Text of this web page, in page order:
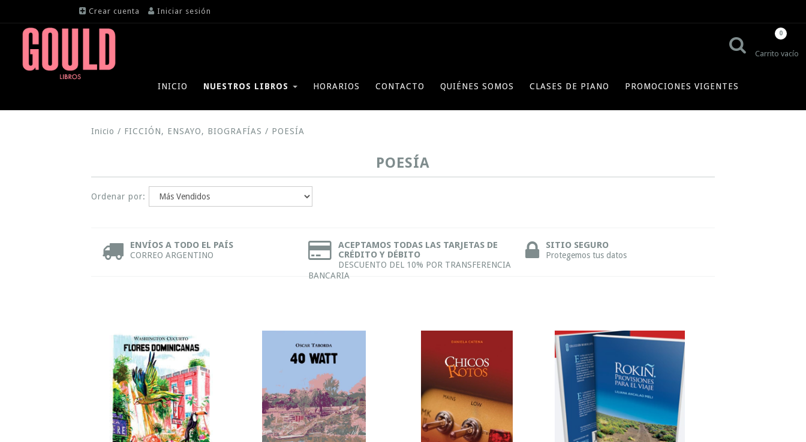
Crear cuenta Iniciar sesión
Carrito vacío
0
INICIO NUESTROS LIBROS HORARIOS CONTACTO QUIÉNES SOMOS CLASES DE PIANO PROMOCIONES VIGENTES
Inicio / FICCIÓN, ENSAYO, BIOGRAFÍAS / POESÍA
POESÍA
Ordenar por:
ENVÍOS A TODO EL PAÍS
CORREO ARGENTINO
ACEPTAMOS TODAS LAS TARJETAS DE
CRÉDITO Y DÉBITO
DESCUENTO DEL 10% POR TRANSFERENCIA
BANCARIA
SITIO SEGURO
Protegemos tus datos